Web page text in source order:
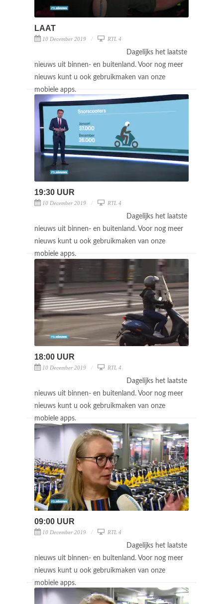
LAAT
10 December 2019 RTL 4
Dagelijks het laatste
nieuws uit binnen- en buitenland. Voor nog meer
nieuws kunt u ook gebruikmaken van onze
mobiele apps.
19:30 UUR
10 December 2019 RTL 4
Dagelijks het laatste
nieuws uit binnen- en buitenland. Voor nog meer
nieuws kunt u ook gebruikmaken van onze
mobiele apps.
18:00 UUR
10 December 2019 RTL 4
Dagelijks het laatste
nieuws uit binnen- en buitenland. Voor nog meer
nieuws kunt u ook gebruikmaken van onze
mobiele apps.
09:00 UUR
10 December 2019 RTL 4
Dagelijks het laatste
nieuws uit binnen- en buitenland. Voor nog meer
nieuws kunt u ook gebruikmaken van onze
mobiele apps.